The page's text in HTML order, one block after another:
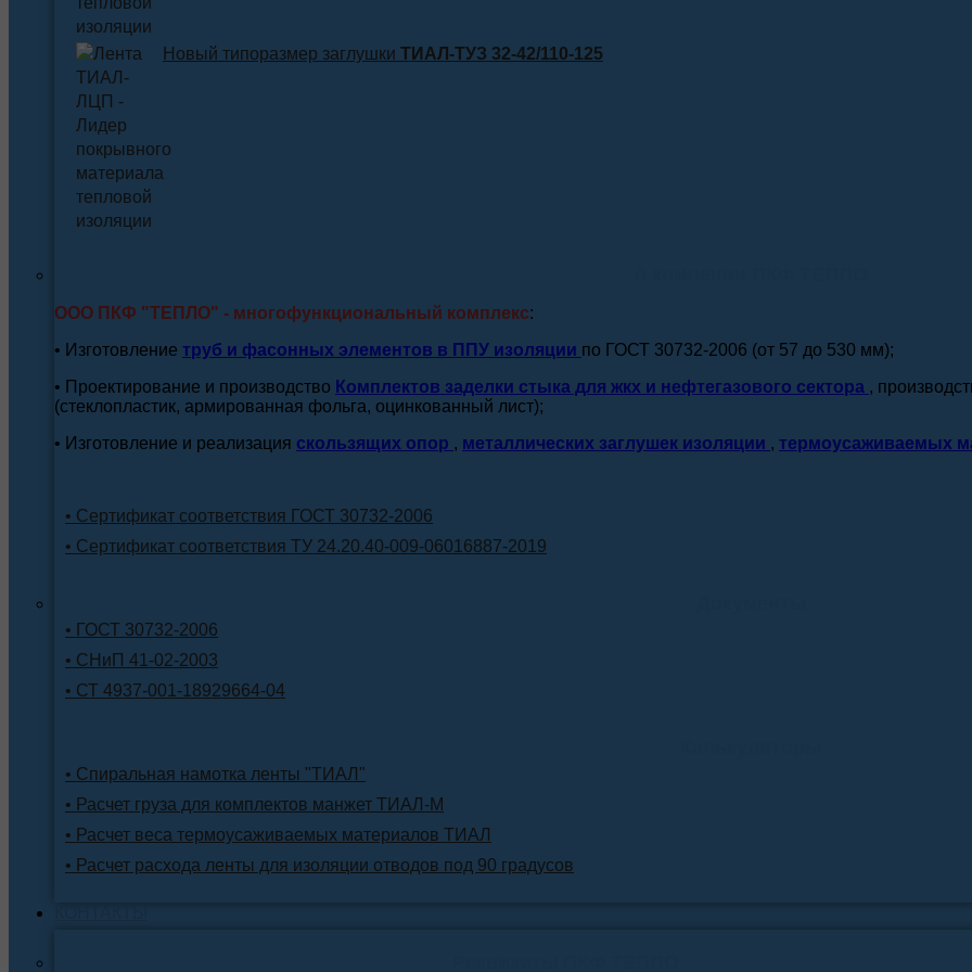
Новый типоразмер заглушки ТИАЛ-ТУЗ 32-42/110-125
ООО ПКФ "ТЕПЛО" - многофункциональный комплекс:
• Изготовление труб и фасонных элементов в ППУ изоляции по ГОСТ 30732-2006 (от 57 до 530 мм);
• Проектирование и производство Комплектов заделки стыка для жкх и нефтегазового сектора ,
(стеклопластик, армированная фольга, оцинкованный лист);
• Изготовление и реализация скользящих опор , металлических заглушек изоляции , термоусаживаемых
• Сертификат соответствия ГОСТ 30732-2006
• Сертификат соответствия ТУ 24.20.40-009-06016887-2019
• ГОСТ 30732-2006
• СНиП 41-02-2003
• СТ 4937-001-18929664-04
• Спиральная намотка ленты "ТИАЛ"
• Расчет груза для комплектов манжет ТИАЛ-М
• Расчет веса термоусаживаемых материалов ТИАЛ
• Расчет расхода ленты для изоляции отводов под 90 градусов